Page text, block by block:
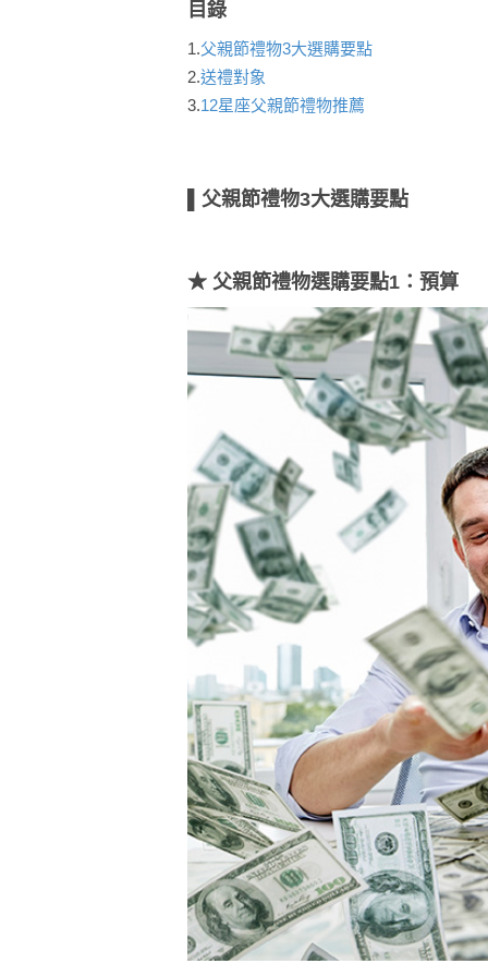
目錄
1.父親節禮物3大選購要點
2.送禮對象
3.12星座父親節禮物推薦
▌父親節禮物3大選購要點
★ 父親節禮物選購要點1：預算